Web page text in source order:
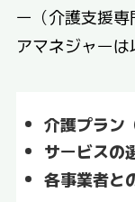
ー（介護支援
アマネジャーは
介護プラン
サービスの
各事業者と